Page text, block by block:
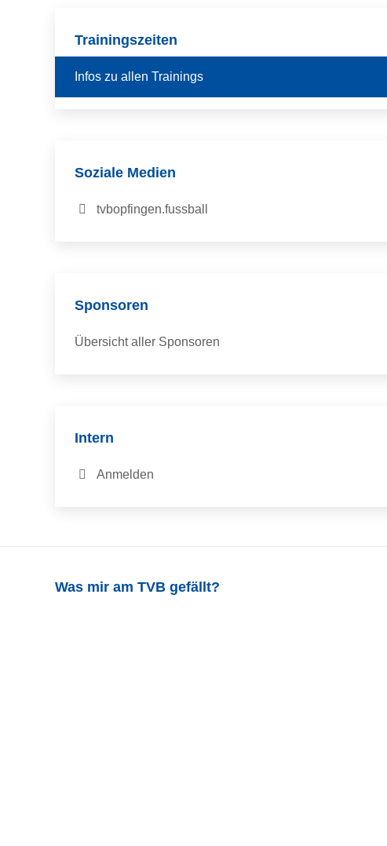
Trainingszeiten
Infos zu allen Trainings
Soziale Medien
tvbopfingen.fussball
Sponsoren
Übersicht aller Sponsoren
Intern
Anmelden
Was mir am TVB gefällt?